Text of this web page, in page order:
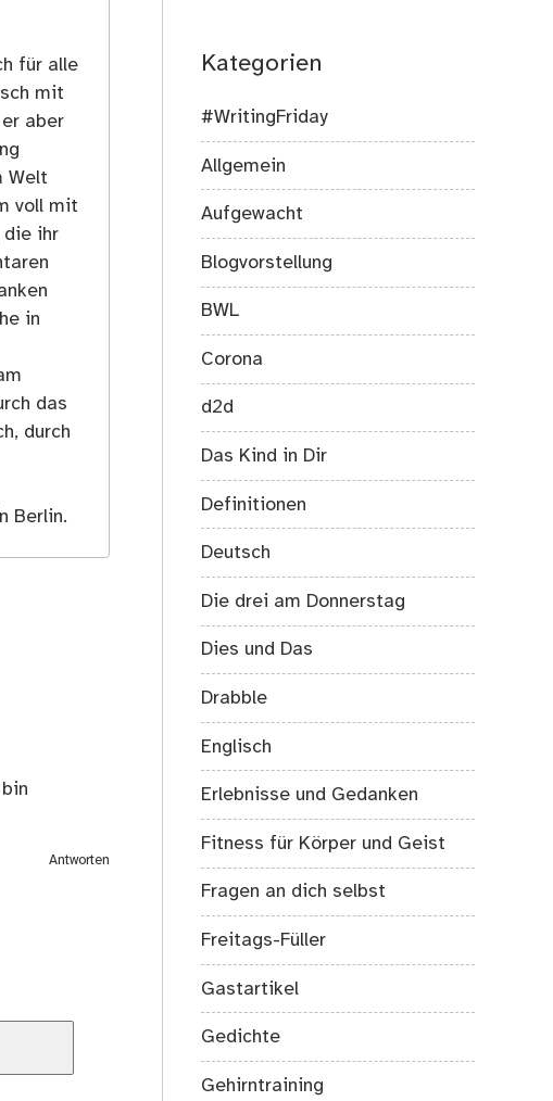
für alle
mit
aber
Welt
voll mit
die ihr
in
das
durch
Berlin.
Antworten
Kategorien
#WritingFriday
Allgemein
Aufgewacht
Blogvorstellung
BWL
Corona
d2d
Das Kind in Dir
Definitionen
Deutsch
Die drei am Donnerstag
Dies und Das
Drabble
Englisch
Erlebnisse und Gedanken
Fitness für Körper und Geist
Fragen an dich selbst
Freitags-Füller
Gastartikel
Gedichte
Gehirntraining